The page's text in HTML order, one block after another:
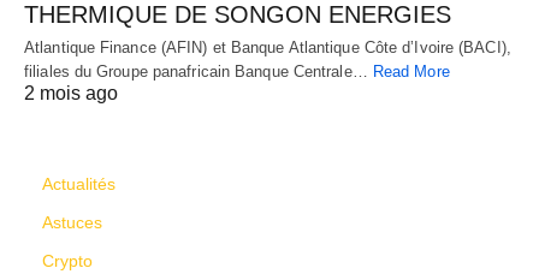
THERMIQUE DE SONGON ENERGIES
Atlantique Finance (AFIN) et Banque Atlantique Côte d’Ivoire (BACI),
filiales du Groupe panafricain Banque Centrale… Read More
2 mois ago
Actualités
Astuces
Crypto